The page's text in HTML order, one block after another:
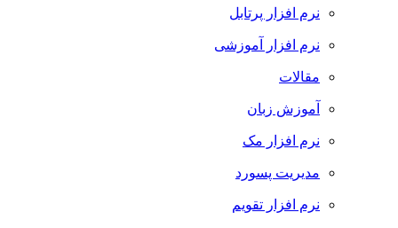
نرم افزار پرتابل
نرم افزار آموزشی
مقالات
آموزش زبان
نرم افزار مک
مدیریت پسورد
نرم افزار تقویم